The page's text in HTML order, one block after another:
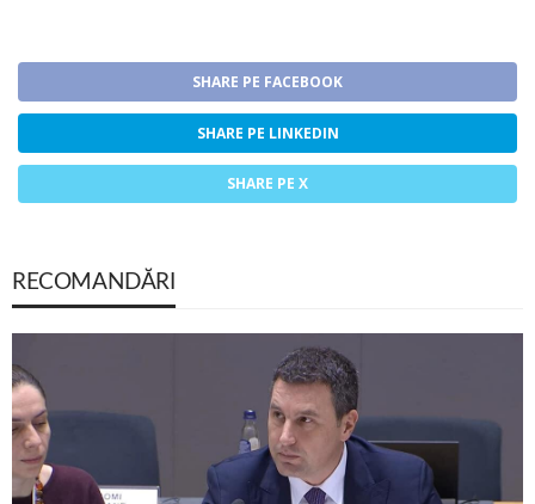
SHARE PE FACEBOOK
SHARE PE LINKEDIN
SHARE PE X
RECOMANDĂRI